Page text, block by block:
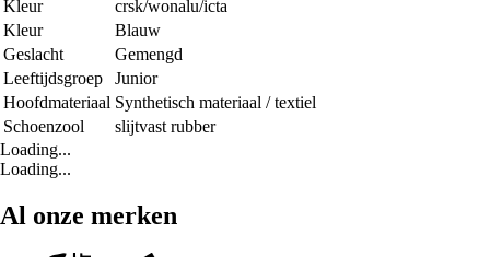
Kleur
crsk/wonalu/icta
Kleur
Blauw
Geslacht
Gemengd
Leeftijdsgroep
Junior
Hoofdmateriaal Synthetisch materiaal / textiel
Schoenzool
slijtvast rubber
Loading...
Loading...
Al onze merken